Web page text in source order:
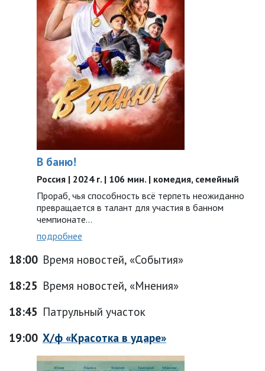
В баню!
Россия | 2024 г. | 106 мин. | комедия, семейный
Прораб, чья способность всё терпеть неожиданно
превращается в талант для участия в банном
чемпионате…
подробнее
18:00 Время новостей, «События»
18:25 Время новостей, «Мнения»
18:45 Патрульный участок
19:00 Х/ф «Красотка в ударе»